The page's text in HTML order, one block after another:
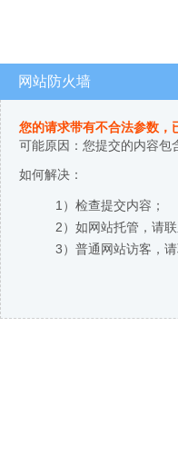
网站防火墙
您的请求带有不合法参数，
可能原因：您提交的内容包
如何解决：
1）检查提交内容；
2）如网站托管，请
3）普通网站访客，